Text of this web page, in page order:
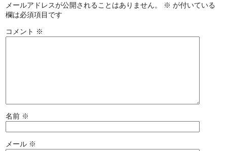
メールアドレスが公開されることはありません。 ※ が付いている
欄は必須項目です
コメント ※
名前 ※
メール ※